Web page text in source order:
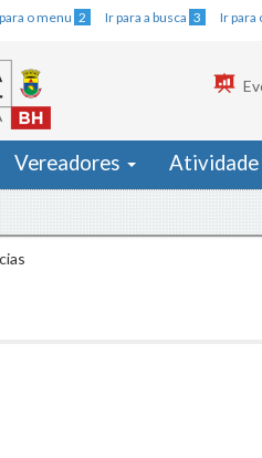
o menu 2 Ir para a busca 3 Ir para
Vereadores